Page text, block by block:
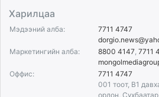
Харилцаа
Мэдээний алба:
7711 4747
Маркетингийн алба:
8800 4147 7711
Оффис:
7711 4747
001 тоот, B1
ордон, Сүхбаатар